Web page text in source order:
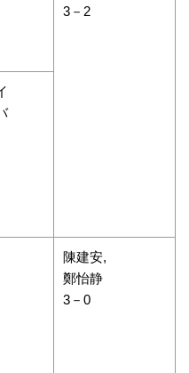
3－2
陳建安,
鄭怡静
3－0